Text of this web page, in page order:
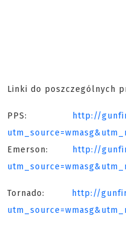
Linki do poszczególnych
PPS:
http://
Emerson:
http://
Tornado:
http://